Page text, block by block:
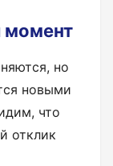
момент
но
новыми
что
отклик